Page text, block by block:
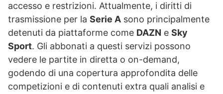
accesso e restrizioni. Attualmente, i diritti di
trasmissione per la Serie A sono principalmente
detenuti da piattaforme come DAZN e Sky
Sport. Gli abbonati a questi servizi possono
vedere le partite in diretta o on-demand,
godendo di una copertura approfondita delle
competizioni e di contenuti extra quali analisi e